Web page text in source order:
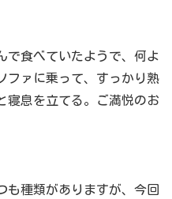
で食べていたようで、何よ
ファに乗って、すっかり熟
寝息を立てる。ご満悦のお
も種類がありますが、今回